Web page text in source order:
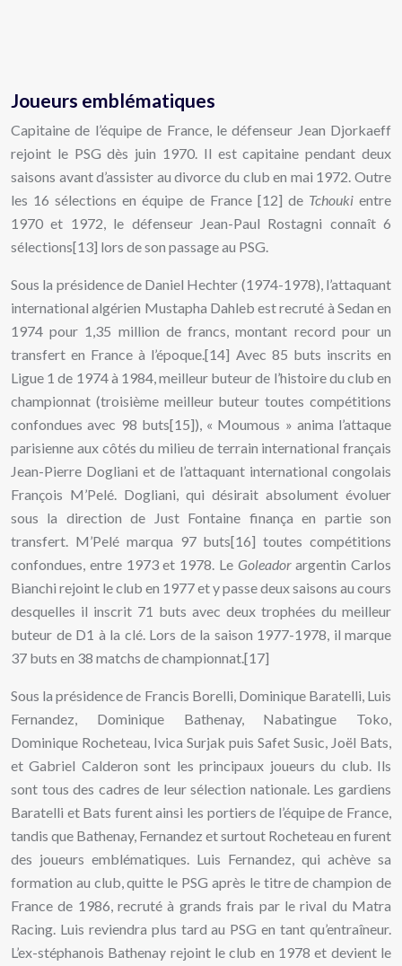
Joueurs emblématiques
Capitaine de l’équipe de France, le défenseur Jean Djorkaeff
rejoint le PSG dès juin 1970. Il est capitaine pendant deux
saisons avant d’assister au divorce du club en mai 1972. Outre
les 16 sélections en équipe de France [12] de Tchoukientre
1970 et 1972, le défenseur Jean-Paul Rostagni connaît 6
sélections[13] lors de son passage au PSG.
Sous la présidence de Daniel Hechter (1974-1978), l’attaquant
international algérien Mustapha Dahleb est recruté à Sedan en
1974 pour 1,35 million de francs, montant record pour un
transfert en France à l’époque.[14] Avec 85 buts inscrits en
Ligue 1 de 1974 à 1984, meilleur buteur de l’histoire du club en
championnat (troisième meilleur buteur toutes compétitions
confondues avec 98 buts[15]), « Moumous » anima l’attaque
parisienne aux côtés du milieu de terrain international français
Jean-Pierre Dogliani et de l’attaquant international congolais
François M’Pelé. Dogliani, qui désirait absolument évoluer
sous la direction de Just Fontaine finança en partie son
transfert. M’Pelé marqua 97 buts[16] toutes compétitions
confondues, entre 1973 et 1978. Le Goleadorargentin Carlos
Bianchi rejoint le club en 1977 et y passe deux saisons au cours
desquelles il inscrit 71 buts avec deux trophées du meilleur
buteur de D1 à la clé. Lors de la saison 1977-1978, il marque
37 buts en 38 matchs de championnat.[17]
Sous la présidence de Francis Borelli, Dominique Baratelli, Luis
Fernandez, Dominique Bathenay, Nabatingue Toko,
Dominique Rocheteau, Ivica Surjak puis Safet Susic, Joël Bats,
et Gabriel Calderon sont les principaux joueurs du club. Ils
sont tous des cadres de leur sélection nationale. Les gardiens
Baratelli et Bats furent ainsi les portiers de l’équipe de France,
tandis que Bathenay, Fernandez et surtout Rocheteau en furent
des joueurs emblématiques. Luis Fernandez, qui achève sa
formation au club, quitte le PSG après le titre de champion de
France de 1986, recruté à grands frais par le rival du Matra
Racing. Luis reviendra plus tard au PSG en tant qu’entraîneur.
L’ex-stéphanois Bathenay rejoint le club en 1978 et devient le